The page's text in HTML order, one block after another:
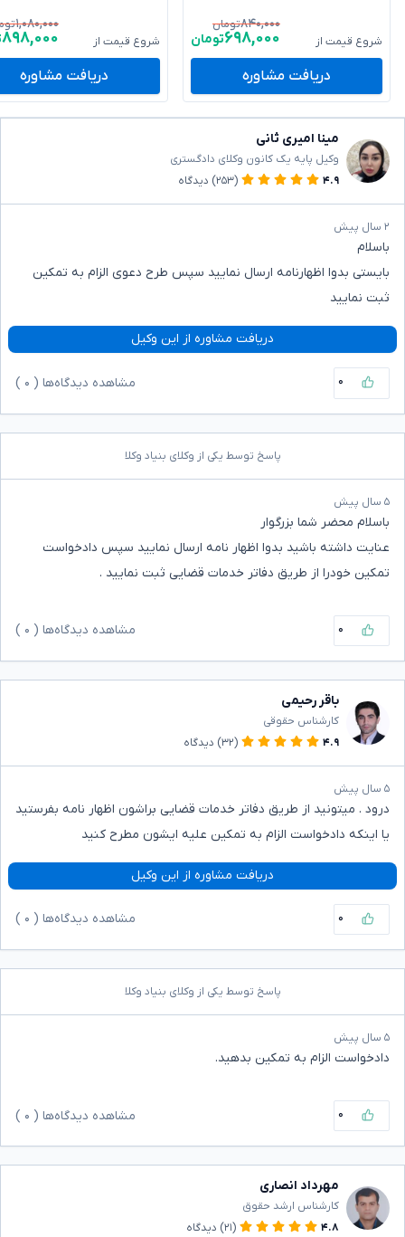
شروع قیمت از
۸۴۰,۰۰۰تومان
۶۹۸,۰۰۰تومان
دریافت مشاوره
شروع قیمت از
۱,۰۸۰,۰۰۰
۸۹۸,۰۰۰
دریافت مشاوره
مینا امیری ثانی
وکیل پایه یک کانون وکلای دادگستری
۴.۹
(۲۵۳) دیدگاه
۲ سال پیش
باسلام
بایستی بدوا اظهارنامه ارسال نمایید سپس طرح دعوی الزام به تمکین
ثبت نمایید
دریافت مشاوره از این وکیل
۰ مشاهده دیدگاه‌ها ( ۰
پاسخ توسط یکی از وکلای بنیاد وکلا
۵ سال پیش
باسلام محضر شما بزرگوار
عنایت داشته باشید بدوا اظهار نامه ارسال نمایید سپس دادخواست
تمکین خودرا از طریق دفاتر خدمات قضایی ثبت نمایید .
۰ مشاهده دیدگاه‌ها ( ۰
باقر رحیمی
کارشناس حقوقی
۴.۹
(۳۲) دیدگاه
۵ سال پیش
درود . میتونید از طریق دفاتر خدمات قضایی براشون اظهار نامه بفرستید
یا اینکه دادخواست الزام به تمکین علیه ایشون مطرح کنید
دریافت مشاوره از این وکیل
۰ مشاهده دیدگاه‌ها ( ۰
پاسخ توسط یکی از وکلای بنیاد وکلا
۵ سال پیش
دادخواست الزام به تمکین بدهید.
۰ مشاهده دیدگاه‌ها ( ۰
مهرداد انصاری
کارشناس ارشد حقوق
۴.۸
(۲۱) دیدگاه